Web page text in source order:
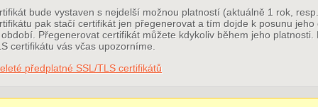
bude vystaven s nejdelší možnou platností (aktuálně 1 rok,
pak stačí certifikát jen přegenerovat a tím dojde k posunu
Přegenerovat certifikát můžete kdykoliv během jeho
certifikátu vás včas upozorníme.
předplatné SSL/TLS certifikátů